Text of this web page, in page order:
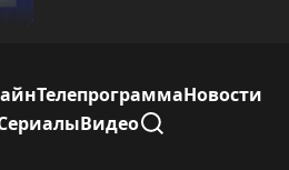
ТелепрограммаНовости
Видео